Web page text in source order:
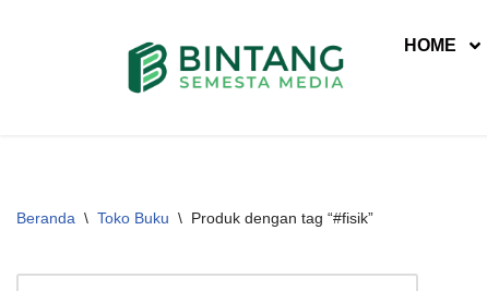
HOME
Beranda \ Toko Buku \ Produk dengan tag “#fisik”